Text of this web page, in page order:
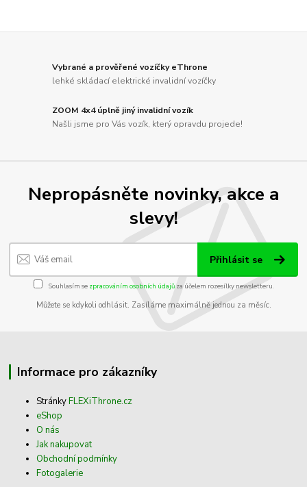
Vybrané a prověřené vozíčky eThrone
lehké skládací elektrické invalidní vozíčky
ZOOM 4x4 úplně jiný invalidní vozík
Našli jsme pro Vás vozík, který opravdu projede!
Nepropásněte novinky, akce a
slevy!
Přihlásit se
Souhlasím se zpracováním osobních údajůza účelem rozesílky newsletteru.
Můžete se kdykoli odhlásit. Zasíláme maximálně jednou za měsíc.
Informace pro zákazníky
StránkyFLEXiThrone.cz
eShop
O nás
Jak nakupovat
Obchodní podmínky
Fotogalerie